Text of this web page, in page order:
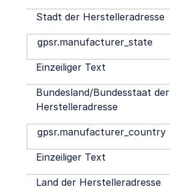
Stadt der Herstelleradresse
gpsr.manufacturer_state
Einzeiliger Text
Bundesland/Bundesstaat der
Herstelleradresse
gpsr.manufacturer_country
Einzeiliger Text
Land der Herstelleradresse